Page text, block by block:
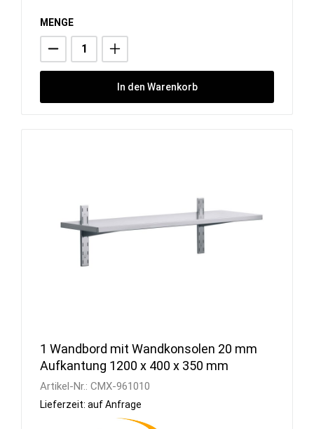
MENGE
In den Warenkorb
1 Wandbord mit Wandkonsolen 20 mm
Aufkantung 1200 x 400 x 350 mm
Artikel-Nr.: CMX-961010
Lieferzeit: auf Anfrage